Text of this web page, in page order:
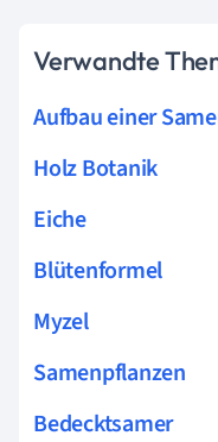
Verwandte
Aufbau einer
Holz Botanik
Eiche
Blütenformel
Myzel
Samenpflanzen
Bedecktsamer